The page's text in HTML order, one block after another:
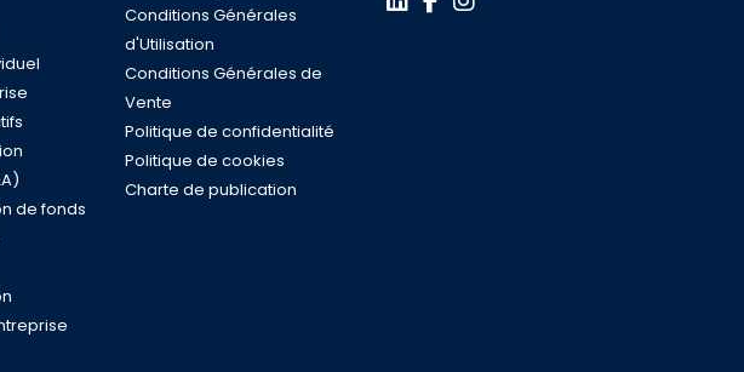
de fonds
Conditions Générales
d'Utilisation
Conditions Générales de
Vente
Politique de confidentialité
Politique de cookies
Charte de publication